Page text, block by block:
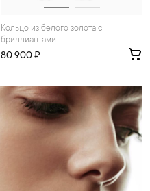
Кольцо из белого золота с
бриллиантами
80 900 ₽